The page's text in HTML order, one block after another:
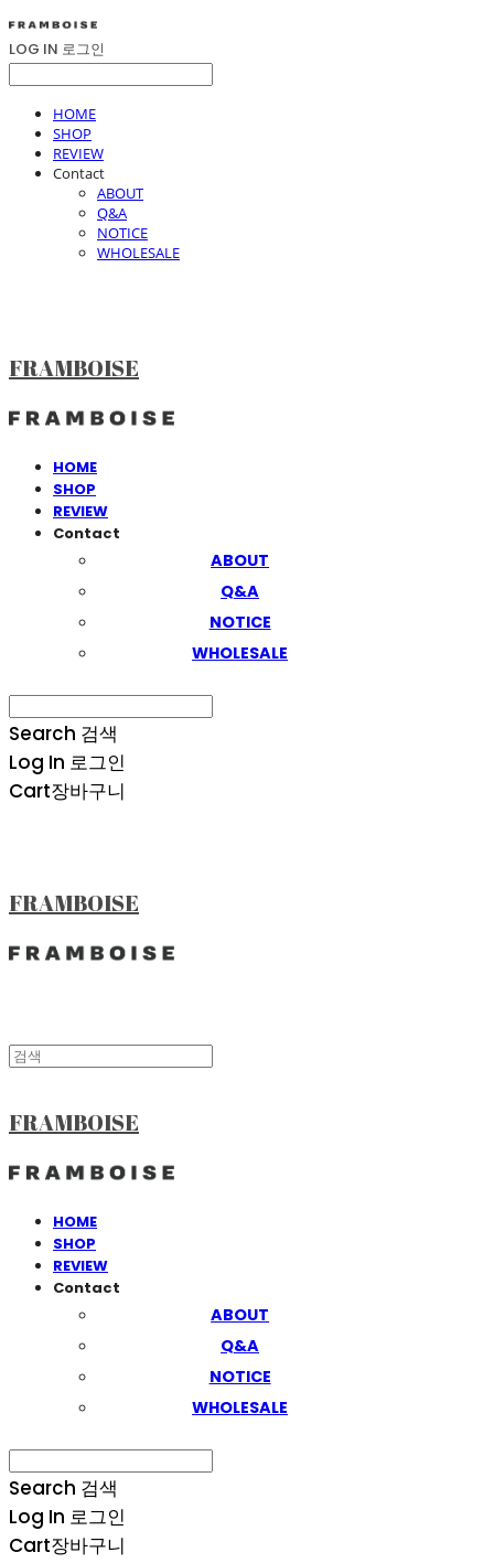
LOG IN 로그인
HOME
SHOP
REVIEW
Contact
ABOUT
Q&A
NOTICE
WHOLESALE
FRAMBOISE
HOME
SHOP
REVIEW
Contact
ABOUT
Q&A
NOTICE
WHOLESALE
Search 검색
Log In 로그인
Cart장바구니
FRAMBOISE
FRAMBOISE
HOME
SHOP
REVIEW
Contact
ABOUT
Q&A
NOTICE
WHOLESALE
Search 검색
Log In 로그인
Cart장바구니